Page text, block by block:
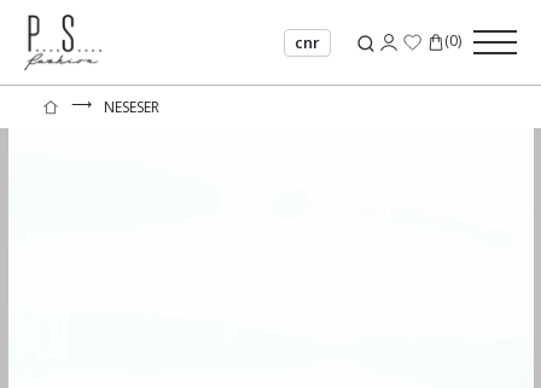
cnr (0)
⟶ NESESER